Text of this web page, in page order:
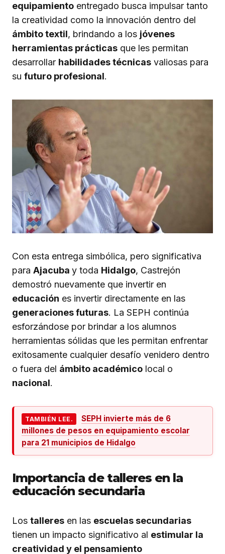
equipamiento entregado busca impulsar tanto
la creatividad como la innovación dentro del
ámbito textil, brindando a los jóvenes
herramientas prácticas que les permitan
desarrollar habilidades técnicas valiosas para
su futuro profesional.
Con esta entrega simbólica, pero significativa
para Ajacuba y toda Hidalgo, Castrejón
demostró nuevamente que invertir en
educación es invertir directamente en las
generaciones futuras. La SEPH continúa
esforzándose por brindar a los alumnos
herramientas sólidas que les permitan enfrentar
exitosamente cualquier desafío venidero dentro
o fuera del ámbito académico local o
nacional.
TAMBIÉN LEE.
SEPH invierte más de 6
millones de pesos en equipamiento escolar
para 21 municipios de Hidalgo
Importancia de talleres en la
educación secundaria
Los talleres en las escuelas secundarias
tienen un impacto significativo al estimular la
creatividad y el pensamiento